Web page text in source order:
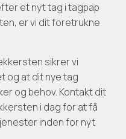
et nyt tag i tagpap
er vi dit foretrukne
sikrer vi
og at dit nye tag
og behov. Kontakt dit
i dag for at få
inden for nyt